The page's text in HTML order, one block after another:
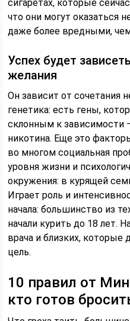
сигаретах, которые
что они могут оказаться
даже более вредными,
Успех будет
желания
Он зависит от сочетания
генетика: есть гены,
склонным к зависимости
никотина. Еще это
во многом социальная
уровня жизни и
окружения: в курящей
Играет роль и
начала: большинство из
начали курить до 18 лет.
врача и близких,
цель.
10 правил от
кто готов